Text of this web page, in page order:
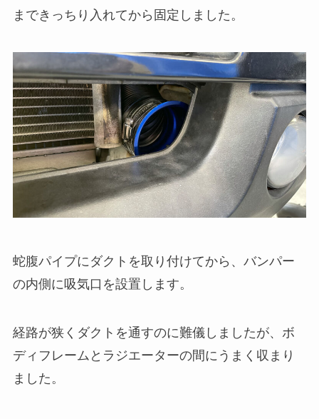
まできっちり入れてから固定しました。
蛇腹パイプにダクトを取り付けてから、バンパー
の内側に吸気口を設置します。
経路が狭くダクトを通すのに難儀しましたが、ボ
ディフレームとラジエーターの間にうまく収まり
ました。